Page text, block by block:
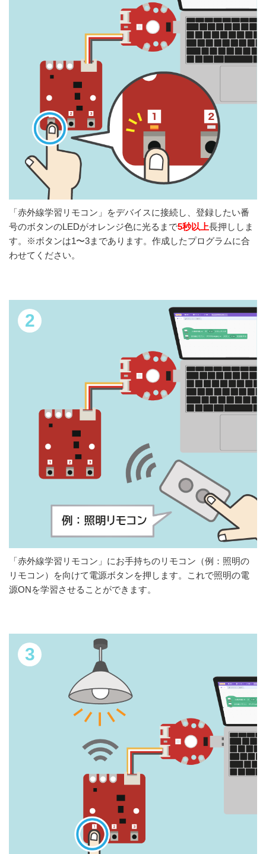
「赤外線学習リモコン」をデバイスに接続し、登録したい番
号のボタンのLEDがオレンジ色に光るまで5秒以上長押ししま
す。※ボタンは1〜3まであります。作成したプログラムに合
わせてください。
「赤外線学習リモコン」にお手持ちのリモコン（例：照明の
リモコン）を向けて電源ボタンを押します。これで照明の電
源ONを学習させることができます。